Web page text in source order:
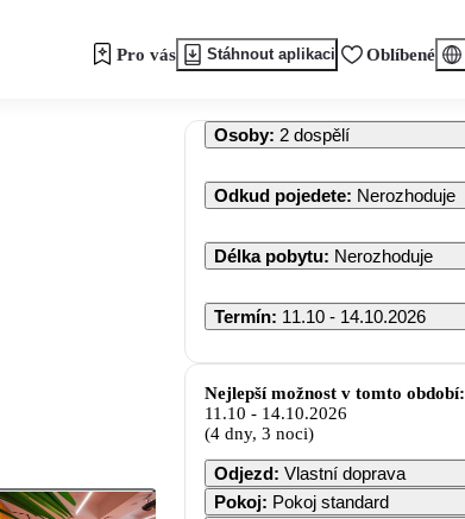
Pro vás Stáhnout aplikaci Oblíbené
Osoby: 2 dospělí
Odkud pojedete: Nerozhoduje
Délka pobytu: Nerozhoduje
Termín: 11.10 - 14.10.2026
Nejlepší možnost v tomto období:
11.10 - 14.10.2026
(4 dny, 3 noci)
Odjezd: Vlastní doprava
Pokoj: Pokoj standard